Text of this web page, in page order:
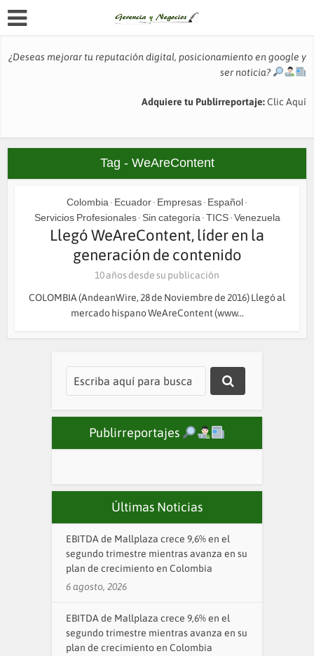
¿Deseas mejorar tu reputación digital, posicionamiento en google y
ser noticia?
Adquiere tu Publirreportaje:Clic Aquí
Tag - WeAreContent
Colombia • Ecuador • Empresas • Español •
Servicios Profesionales • Sin categoría • TICS • Venezuela
Llegó WeAreContent, líder en la
generación de contenido
10 años desde su publicación
COLOMBIA (AndeanWire, 28 de Noviembre de 2016) Llegó al
mercado hispano WeAreContent (www...
Publirreportajes
Últimas Noticias
EBITDA de Mallplaza crece 9,6% en el
segundo trimestre mientras avanza en su
plan de crecimiento en Colombia
6 agosto, 2026
EBITDA de Mallplaza crece 9,6% en el
segundo trimestre mientras avanza en su
plan de crecimiento en Colombia